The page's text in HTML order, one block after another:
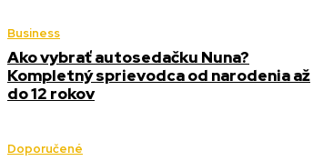
Business
Ako vybrať autosedačku Nuna?
Kompletný sprievodca od narodenia až
do 12 rokov
Doporučené